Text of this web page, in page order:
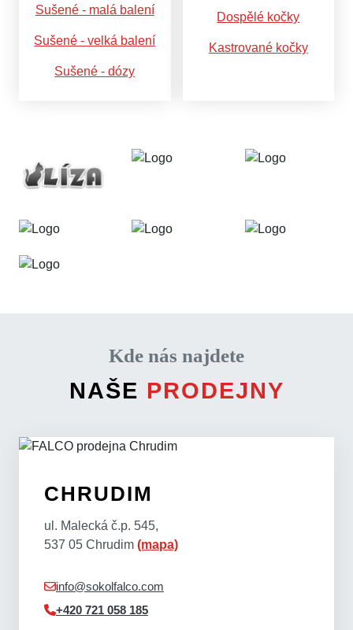
Sušené - malá balení
Sušené - velká balení
Sušené - dózy
Dospělé kočky
Kastrované kočky
Kde nás najdete
NAŠE PRODEJNY
CHRUDIM
ul. Malecká č.p. 545,
537 05 Chrudim (mapa)
info@sokolfalco.com
+420 721 058 185